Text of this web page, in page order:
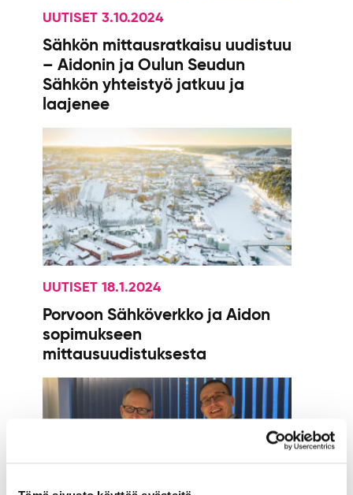
UUTISET 3.10.2024
Sähkön mittausratkaisu uudistuu
– Aidonin ja Oulun Seudun
Sähkön yhteistyö jatkuu ja
laajenee
UUTISET 18.1.2024
Porvoon Sähköverkko ja Aidon
sopimukseen
mittausuudistuksesta